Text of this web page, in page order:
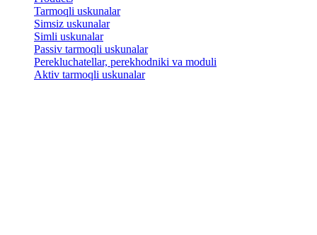
Tarmoqli uskunalar
Simsiz uskunalar
Simli uskunalar
Passiv tarmoqli uskunalar
​Perekluchatellar, perekhodniki va moduli
Aktiv tarmoqli uskunalar